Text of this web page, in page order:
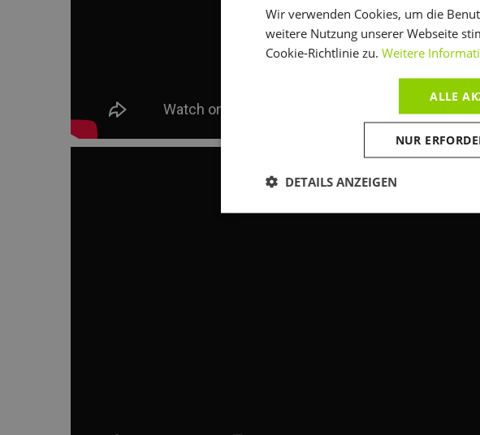
Wir verwenden Cookies, um die
weitere Nutzung unserer Webseite
Cookie-Richtlinie zu. Weitere
ALLE
NUR
DETAILS ANZEIGEN